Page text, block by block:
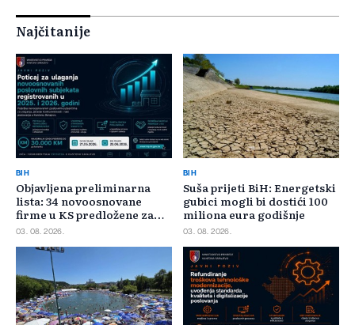
Najčitanije
BIH
Objavljena preliminarna
lista: 34 novoosnovane
firme u KS predložene za
400.000 KM poticaja
03. 08. 2026.
BIH
Suša prijeti BiH: Energetski
gubici mogli bi dostići 100
miliona eura godišnje
03. 08. 2026.